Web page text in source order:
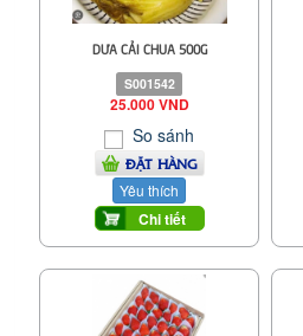
DƯA CẢI CHUA 500G
S001542
25.000 VND
So sánh
ĐẶT HÀNG
Yêu thích
Chi tiết